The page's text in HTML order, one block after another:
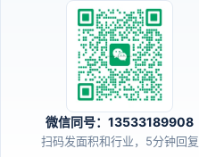
微信同号：13533189908
扫码发面积和行业，5分钟回复